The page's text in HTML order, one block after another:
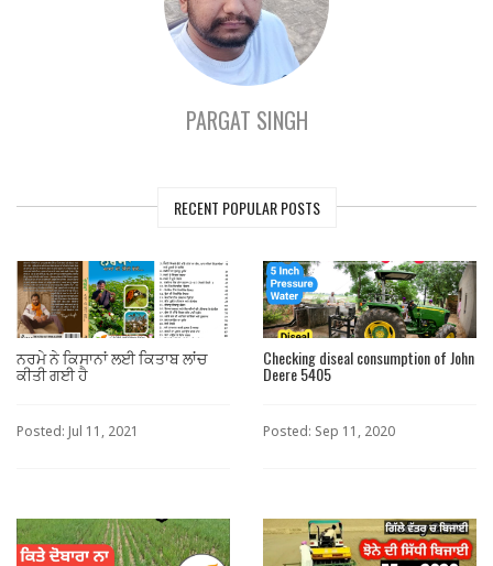
PARGAT SINGH
RECENT POPULAR POSTS
ਨਰਮੇ ਨੇ ਕਿਸਾਨਾਂ ਲਈ ਕਿਤਾਬ ਲਾਂਚ
ਕੀਤੀ ਗਈ ਹੈ
Posted: Jul 11, 2021
Checking diseal consumption of John
Deere 5405
Posted: Sep 11, 2020